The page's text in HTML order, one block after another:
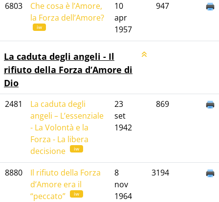
6803
Che cosa è l’Amore,
la Forza dell’Amore?
iw
10
apr
1957
947
La caduta degli angeli - Il
rifiuto della Forza d‘Amore di
Dio
2481
La caduta degli
angeli – L’essenziale
- La Volontà e la
Forza - La libera
decisione
iw
23
set
1942
869
8880
Il rifiuto della Forza
d’Amore era il
“peccato”
iw
8
nov
1964
3194